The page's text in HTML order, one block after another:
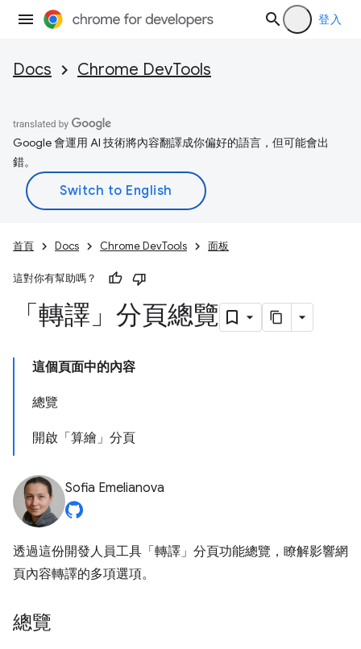
登入
Docs Chrome DevTools
Google 會運用 AI 技術將內容翻譯成你偏好的語言，但可能會出
錯。
首頁 Docs Chrome DevTools 面板
這對你有幫助嗎？
「轉譯」分頁總覽
這個頁面中的內容
總覽
開啟「算繪」分頁
Sofia Emelianova
透過這份開發人員工具「轉譯」 分頁功能總覽，瞭解影響網
頁內容轉譯的多項選項。
總覽